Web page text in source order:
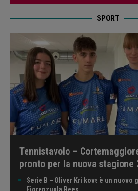
SPORT
Tennistavolo –
pronto per la nuova stagione
Serie B – Oliver Krilkovs è un nuovo
Fiorenzuola Bees